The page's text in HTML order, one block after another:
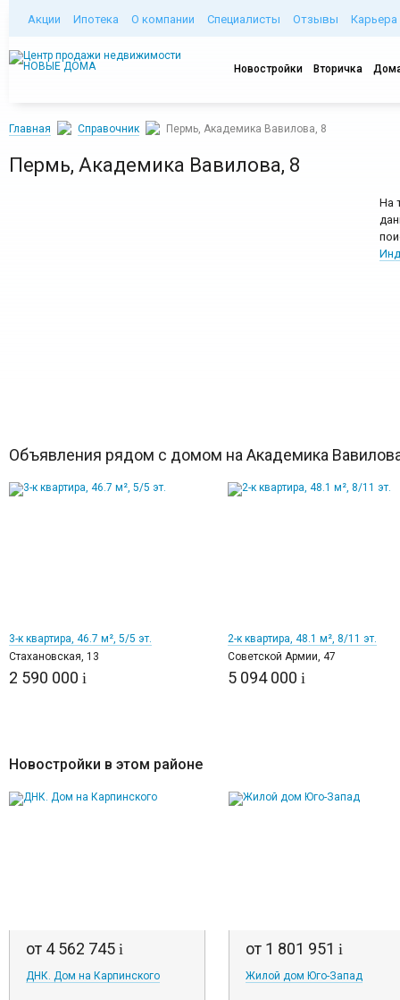
Акции Ипотека О компании Специалисты Отзывы Карьера
Новостройки Вторичка
Главная Справочник Пермь, Академика Вавилова, 8
Пермь, Академика Вавилова, 8
На
Объявления рядом с домом на Академика
3-к квартира, 46.7 м², 5/5 эт.
Стахановская, 13
2 590 000 i
2-к квартира, 48.1 м², 8/11 эт.
Советской Армии, 47
5 094 000 i
Новостройки в этом районе
от 4 562 745 i
ДНК. Дом на Карпинского
от 1 801 951 i
Жилой дом Юго-Запад